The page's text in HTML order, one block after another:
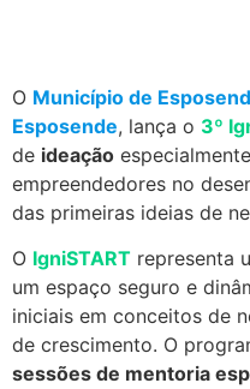
O Município de
Esposende, lança o 3º
de ideação
empreendedores no
das primeiras ideias de
O IgniSTART representa
um espaço seguro e
iniciais em conceitos de
de crescimento. O
sessões de mentoria